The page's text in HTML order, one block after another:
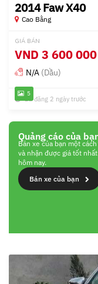
5
2014 Faw X40
Cao Bằng
GIÁ BÁN
VND 3 600 000
N/A (Dầu)
Đã đăng 2 ngày trước
Quảng cáo của
Bán xe của bạn một
và nhận được giá tốt
hôm nay.
Bán xe của bạn